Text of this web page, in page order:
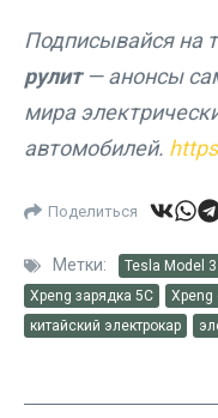
Подписывайся на
рулит— анонсы
мира
автомобилей.
Поделиться
Метки: Tesla Model 3
Xpeng зарядка 5C
Xpeng
китайский электрокар